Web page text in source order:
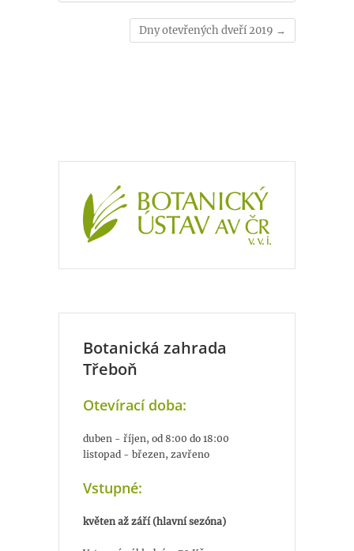
Dny otevřených dveří 2019 →
Botanická zahrada
Třeboň
Otevírací doba:
duben - říjen, od 8:00 do 18:00
listopad - březen, zavřeno
Vstupné:
květen až září (hlavní sezóna)